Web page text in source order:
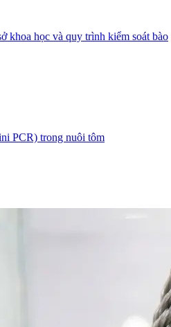
khoa học và quy trình kiểm soát bào
PCR) trong nuôi tôm